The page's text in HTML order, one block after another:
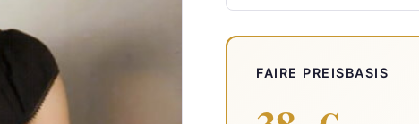
FAIRE PREISBASIS